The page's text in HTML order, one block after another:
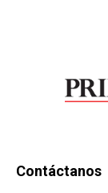
Contáctanos